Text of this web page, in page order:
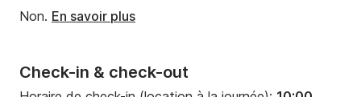
Puissance moteur:
Check-in & check-out
Non. En savoir plus